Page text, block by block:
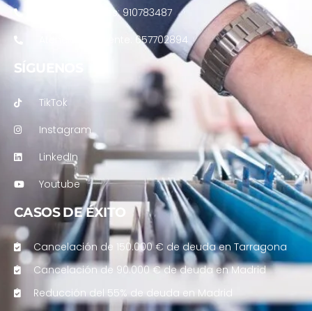
Contrataciones: 910783487
Atención al cliente: 657702894
SÍGUENOS
TikTok
Instagram
LinkedIn
Youtube
CASOS DE ÉXITO
Cancelación de 150.000 € de deuda en Tarragona
Cancelación de 90.000 € de deuda en Madrid
Reducción del 55% de deuda en Madrid